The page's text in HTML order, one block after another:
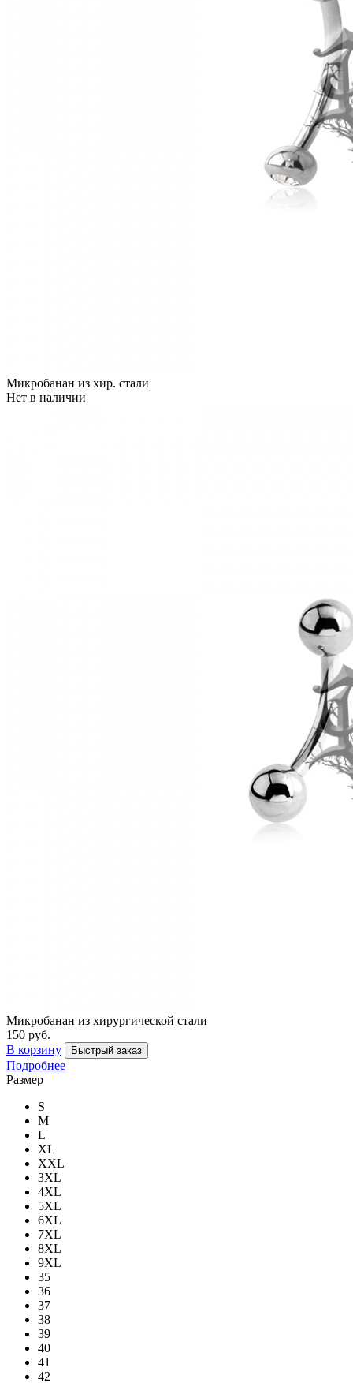
Микробанан из хир. стали
Нет в наличии
Микробанан из хирургической стали
150 руб.
В корзину
Быстрый заказ
Подробнее
Размер
S
M
L
XL
XXL
3XL
4XL
5XL
6XL
7XL
8XL
9XL
35
36
37
38
39
40
41
42